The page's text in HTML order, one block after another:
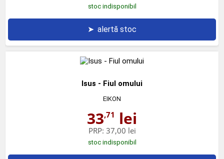
stoc indisponibil
➤ alertă stoc
Isus - Fiul omului
EIKON
33,71 lei
PRP: 37,00 lei
stoc indisponibil